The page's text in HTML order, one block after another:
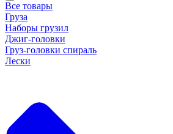
Все товары
Груза
Наборы грузил
Джиг-головки
Груз-головки спираль
Лески